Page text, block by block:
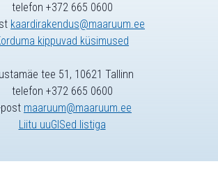
telefon +372 665 0600
kaardirakendus@maaruum.ee
kippuvad küsimused
tee 51, 10621 Tallinn
telefon +372 665 0600
maaruum@maaruum.ee
Liitu uuGISed listiga